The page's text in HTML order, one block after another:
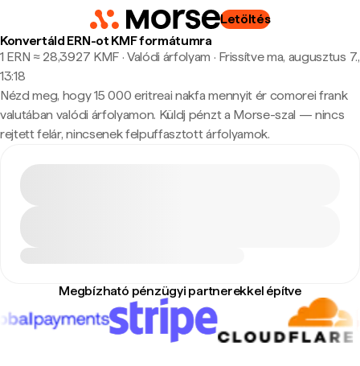
Letöltés
Konvertáld ERN-ot KMF formátumra
1 ERN ≈ 28,3927 KMF · Valódi árfolyam · Frissítve ma, augusztus 7.,
13:18
Nézd meg, hogy 15 000 eritreai nakfa mennyit ér comorei frank
valutában valódi árfolyamon. Küldj pénzt a Morse-szal — nincs
rejtett felár, nincsenek felpuffasztott árfolyamok.
Megbízható pénzügyi partnerekkel építve